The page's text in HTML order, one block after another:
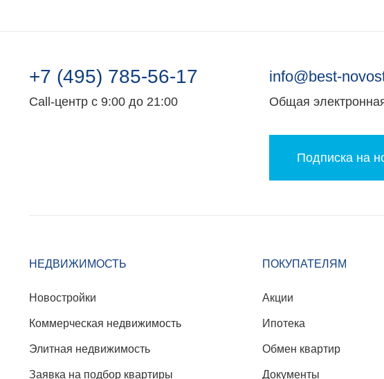
+7 (495) 785-56-17
Call-центр с 9:00 до 21:00
info@best-
Общая
Подписка на
НЕДВИЖИМОСТЬ
Новостройки
Коммерческая недвижимость
Элитная недвижимость
Заявка на подбор квартиры
ПОКУПАТЕЛЯМ
Акции
Ипотека
Обмен квартир
Документы